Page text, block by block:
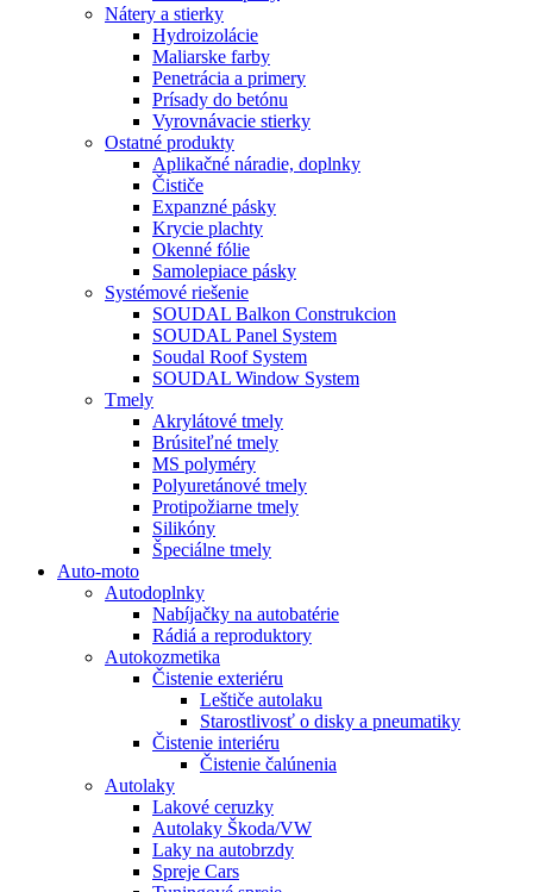
Nátery a stierky
Hydroizolácie
Maliarske farby
Penetrácia a primery
Prísady do betónu
Vyrovnávacie stierky
Ostatné produkty
Aplikačné náradie, doplnky
Čističe
Expanzné pásky
Krycie plachty
Okenné fólie
Samolepiace pásky
Systémové riešenie
SOUDAL Balkon Construkcion
SOUDAL Panel System
Soudal Roof System
SOUDAL Window System
Tmely
Akrylátové tmely
Brúsiteľné tmely
MS polyméry
Polyuretánové tmely
Protipožiarne tmely
Silikóny
Špeciálne tmely
Auto-moto
Autodoplnky
Nabíjačky na autobatérie
Rádiá a reproduktory
Autokozmetika
Čistenie exteriéru
Leštiče autolaku
Starostlivosť o disky a pneumatiky
Čistenie interiéru
Čistenie čalúnenia
Autolaky
Lakové ceruzky
Autolaky Škoda/VW
Laky na autobrzdy
Spreje Cars